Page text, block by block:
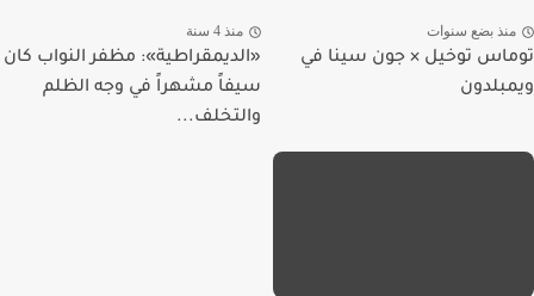
منذ بضع سنوات
توماس توخيل × جون سينا في
ويمبلدون
منذ 4 سنة
«الديمقراطية»: مظفر النواب كان
سيفاً مشهراً في وجه الظلم
والتخلف...